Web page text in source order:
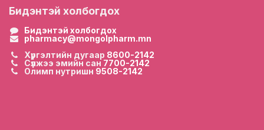
Бидэнтэй холбогдох
Бидэнтэй холбогдох
pharmacy@mongolpharm.mn
Хүргэлтийн дугаар 8600-2142
Сүлжээ эмийн сан 7700-2142
Олимп нутришн 9508-2142